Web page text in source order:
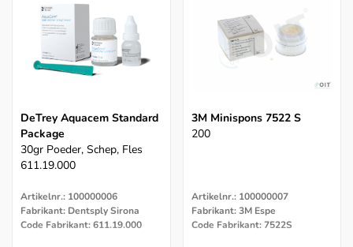
DeTrey Aquacem Standard
Package
30gr Poeder, Schep, Fles
611.19.000
Artikelnr.: 100000006
Fabrikant: Dentsply Sirona
Code Fabrikant: 611.19.000
3M Minispons 7522 S
200
Artikelnr.: 100000007
Fabrikant: 3M Espe
Code Fabrikant: 7522S